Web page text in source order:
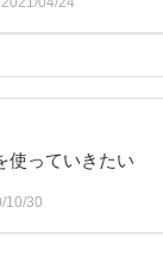
使っていきたい
10/30